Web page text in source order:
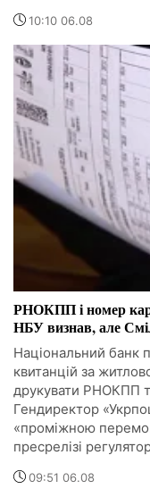
10:10 06.08
РНОКПП і номер
НБУ визнав, але
Національний банк
квитанцій за
друкувати РНОКПП
Гендиректор
«проміжною
пресрелізі
09:51 06.08